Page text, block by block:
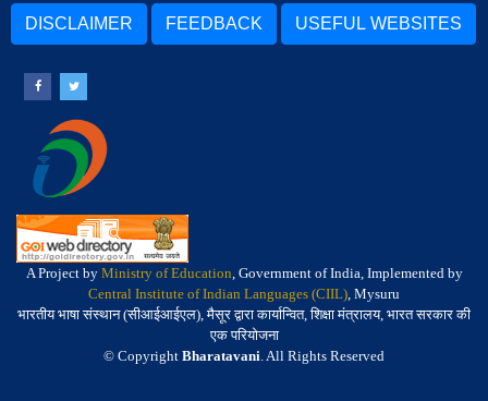
DISCLAIMER FEEDBACK USEFUL WEBSITES
A Project by Ministry of Education, Government of India, Implemented by
Central Institute of Indian Languages (CIIL), Mysuru
भारतीय भाषा संस्थान (सीआईआईएल), मैसूर द्वारा कार्यान्वित, शिक्षा मंत्रालय, भारत सरकार की
एक परियोजना
© Copyright Bharatavani. All Rights Reserved